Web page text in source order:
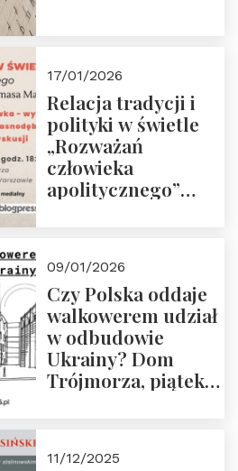
17/01/2026
Relacja tradycji i
polityki w świetle
„Rozważań
człowieka
apolitycznego”
godz. 18:00.
Zapraszamy!
09/01/2026
Czy Polska oddaje
walkowerem udział
w odbudowie
Ukrainy? Dom
Trójmorza, piątek
11/12/2025